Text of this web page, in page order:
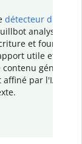
détecteur d'IA
analyse votre
et fournit un
utile et
contenu généré
affiné par l'IA